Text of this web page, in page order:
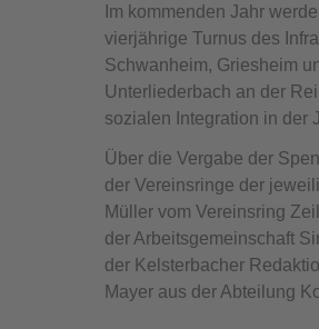
Im kommenden Jahr
vierjährige Turnus des
Schwanheim, Griesheim
Unterliederbach an der
sozialen Integration in der
Über die Vergabe der
der Vereinsringe der
Müller vom Vereinsring
der Arbeitsgemeinschaft
der Kelsterbacher
Mayer aus der Abteilung